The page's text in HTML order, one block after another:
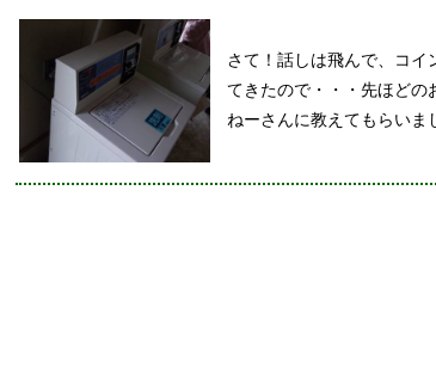
さて！話しは飛んで、コイ
てきたので・・・先ほどの
ねーさんに教えてもらいま